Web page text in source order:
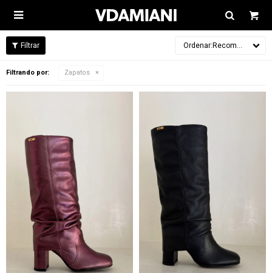

Recomendados
Filtrando por: Zapatos